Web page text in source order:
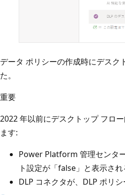
データ ポリシーの作成時にデスク
た。
重要
2022 年以前にデスクトップ フロ
ます:
Power Platform 管理センタ
ト設定が「false」と表示され
DLP コネクタが、DLP ポリ